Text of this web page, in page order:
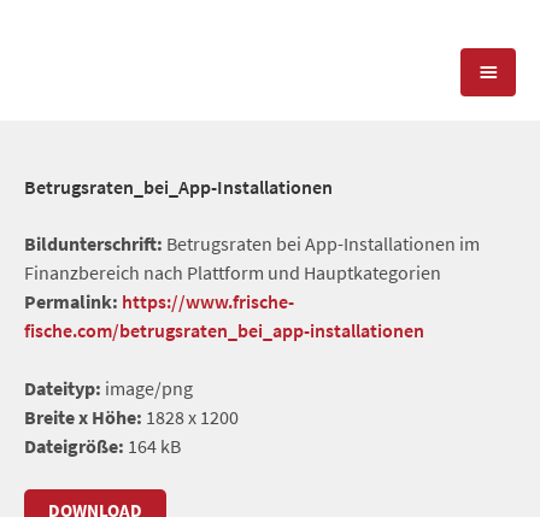
SOCIAL MEDIA
POSITIONIERUNG
REFERENZEN
STANDORT & KONTAKT
PRESSESERVICE
Betrugsraten_bei_App-Installationen
Bildunterschrift: Betrugsraten bei App-Installationen im
Finanzbereich nach Plattform und Hauptkategorien
Permalink: https://www.frische-
fische.com/betrugsraten_bei_app-installationen
Dateityp: image/png
Breite x Höhe: 1828 x 1200
Dateigröße: 164 kB
DOWNLOAD